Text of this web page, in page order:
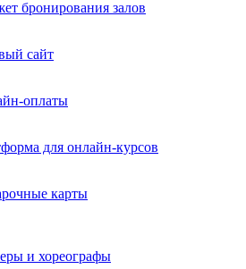
бронирования залов
сайт
оплаты
для онлайн-курсов
карты
и хореографы